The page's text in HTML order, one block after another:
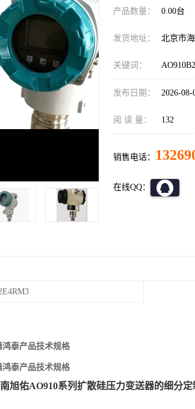
产品数量： 0.00台
发货地址： 北京市
关键词：
发布日期： 2026-08-
阅 读 量： 132
销售电话：
在线QQ：
鸿泰产品技术规格
鸿泰产品技术规格
旭佑AO910系列扩散硅压力变送器的细分